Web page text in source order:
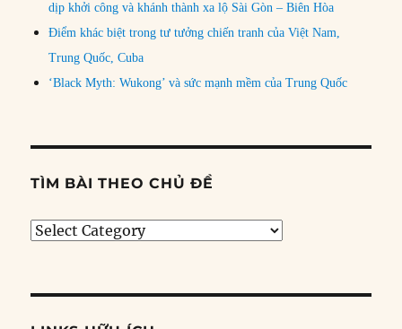
dịp khởi công và khánh thành xa lộ Sài Gòn – Biên Hòa
Điểm khác biệt trong tư tưởng chiến tranh của Việt Nam,
Trung Quốc, Cuba
‘Black Myth: Wukong’ và sức mạnh mềm của Trung Quốc
TÌM BÀI THEO CHỦ ĐỀ
Tìm